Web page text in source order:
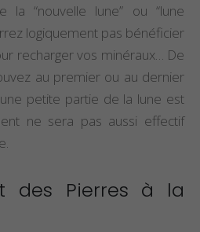
la “nouvelle lune” ou “lune
logiquement pas bénéficier
recharger vos minéraux… De
au premier ou au dernier
petite partie de la lune est
ne sera pas aussi effectif
des Pierres à la